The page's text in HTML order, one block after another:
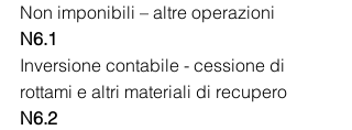
Non imponibili – altre operazioni
N6.1
Inversione contabile - cessione di
rottami e altri materiali di recupero
N6.2